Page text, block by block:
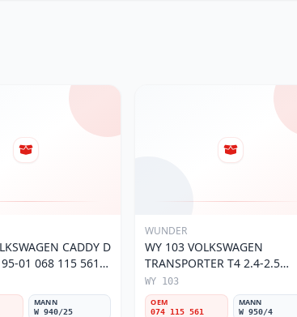
CADDY D
95-01 068 115 561
MANN
W 940/25
WUNDER
WY 103 VOLKSWAGEN
TRANSPORTER T4 2.4-2.5
MOTOR 074 115 561 Yağ
Filtresi
WY 103
OEM
074 115 561
MANN
W 950/4